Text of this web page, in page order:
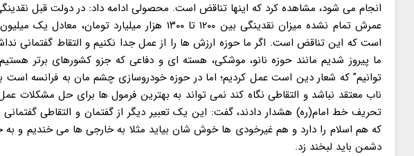
است که این تناقض است. اگر ما حوزه ارزش ها را از عمل جدا نکنیم و التقاط
ما پیروز شدیم مانند حوزه نانو، موشکی، هسته ای و دفاعی که جزو کشورهای برتر
توانیم” که شعار دین است عمل کردیم؛ اما در حوزه خودروسازی چشم مان به فرانسه است
ناب معتقد نباشد و التقاطی نگاه کند نمی تواند به بهترین فرمول ها برای حل مشکلات
تحریف خط امام(ره) هشدار دادند، گفت: این یک تعبیر دیگر از گفتمان و التقاطی
که هم اسلام را دارد و هم غیرخودی ها خوش شان بیاید مثلا به خارجی ها می خندیم و
دشمن باید لبخند زد.